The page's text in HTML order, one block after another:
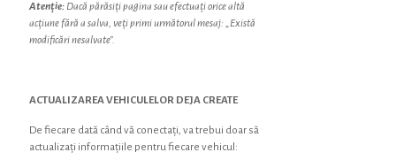
Atenție: Dacă părăsiți pagina sau efectuați orice altă
acțiune fără a salva, veți primi următorul mesaj: „Există
modificări nesalvate”.
ACTUALIZAREA VEHICULELOR DEJA CREATE
De fiecare dată când vă conectați, va trebui doar să
actualizați informațiile pentru fiecare vehicul: